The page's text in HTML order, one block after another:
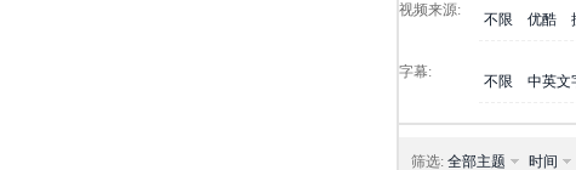
视频来源:
不限 优酷
字幕:
不限 中英文
筛选: 全部主题 时间